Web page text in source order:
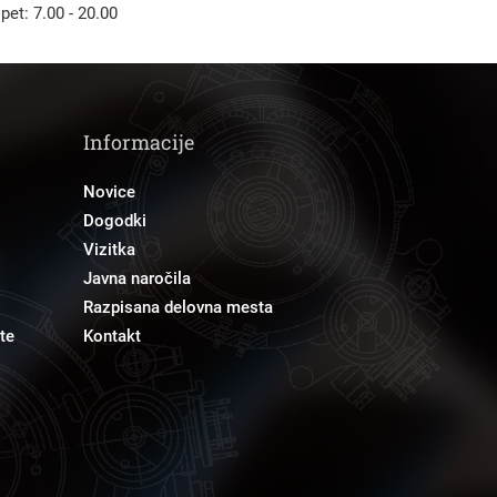
7.00 - 20.00
Informacije
Novice
Dogodki
Vizitka
Javna naročila
Razpisana delovna mesta
Kontakt